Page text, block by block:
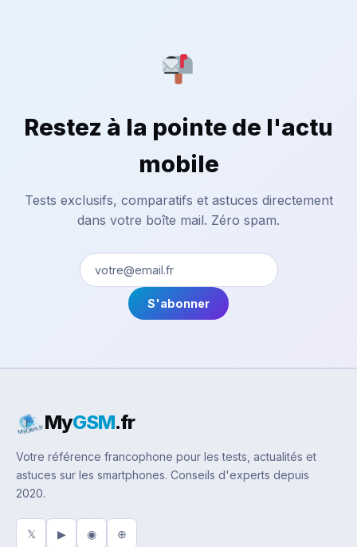
Restez à la pointe de l'actu
mobile
Tests exclusifs, comparatifs et astuces directement
dans votre boîte mail. Zéro spam.
S'abonner
MyGSM.fr
Votre référence francophone pour les tests, actualités et
astuces sur les smartphones. Conseils d'experts depuis
2020.
𝕏 ▶ ◉ ⊕